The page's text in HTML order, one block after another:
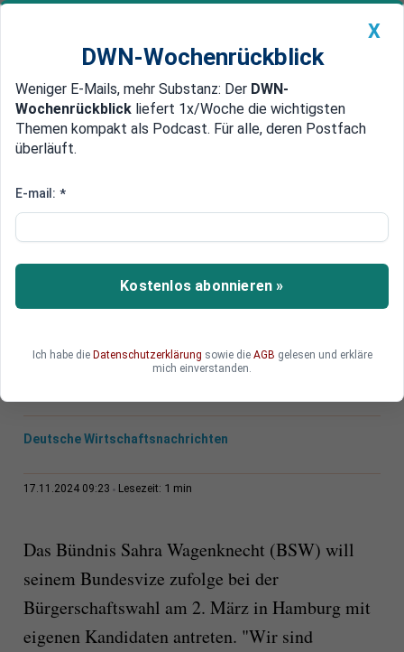
Newsticker MEIN DWN: Geldanlage Premium
Edelmetalle DWN-Magazin China
Wahl-Marathon an der Elbe:
in Hamburg antreten
Lange hat das Bündnis Sahra Wagenknecht eine
Kandidatur bei der Bürgerschaftswahl in
scheinen die Würfel gefallen.
Deutsche Wirtschaftsnachrichten
17.11.2024 09:23 Lesezeit: 1 min
Das Bündnis Sahra Wagenknecht (BSW) will
seinem Bundesvize zufolge bei der
Bürgerschaftswahl am 2. März in Hamburg mit
eigenen Kandidaten antreten. "Wir sind
X
DWN-Wochenrückblick
Weniger E-Mails, mehr Substanz: Der DWN-
Wochenrückblick liefert 1x/Woche die wichtigsten
Themen kompakt als Podcast. Für alle, deren Postfach
überläuft.
E-mail: *
Kostenlos abonnieren »
Ich habe die Datenschutzerklärung sowie die AGB gelesen und erkläre
mich einverstanden.